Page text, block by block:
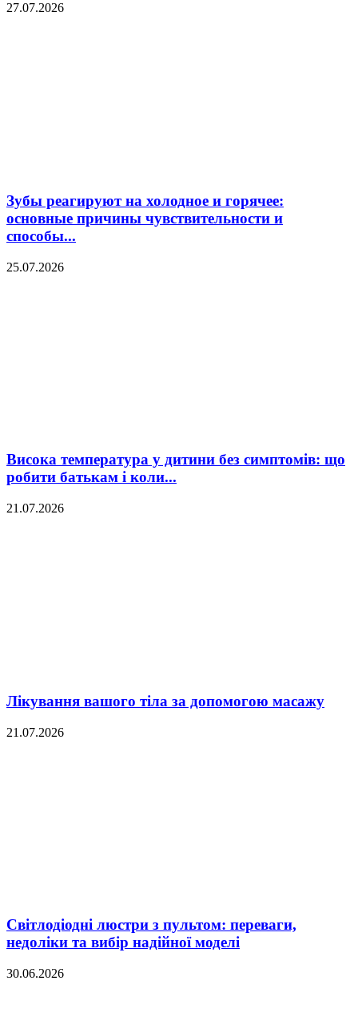
27.07.2026
Зубы реагируют на холодное и горячее:
основные причины чувствительности и
способы...
25.07.2026
Висока температура у дитини без симптомів: що
робити батькам і коли...
21.07.2026
Лікування вашого тіла за допомогою масажу
21.07.2026
Світлодіодні люстри з пультом: переваги,
недоліки та вибір надійної моделі
30.06.2026